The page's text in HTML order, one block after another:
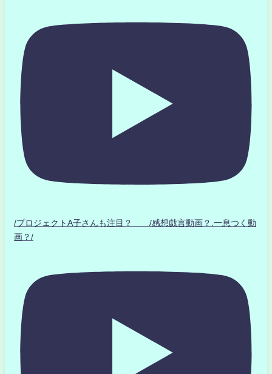
/プロジェクトA子さんも注目？ /感想戯言動画？.一息つく動
画？/